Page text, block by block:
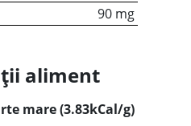
90 mg
aliment
mare (3.83kCal/g)